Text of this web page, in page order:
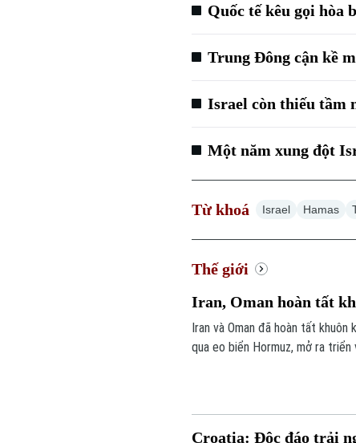
Quốc tế kêu gọi hòa
Trung Đông cận kề
Israel còn thiếu tầm
Một năm xung đột
Từ khoá Israel Hamas
Thế giới
Iran, Oman hoàn tất
Iran và Oman đã hoàn tất
qua eo biển Hormuz, mở ra
Croatia: Độc đáo trải